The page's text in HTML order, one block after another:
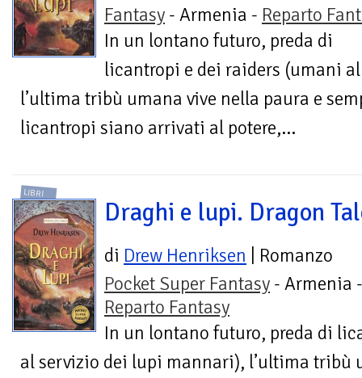
Fantasy - Armenia - Reparto
In un lontano futuro, preda di
licantropi e dei raiders (umani
l’ultima tribù umana vive nella paura e
licantropi siano arrivati al potere,...
LIBRI
Draghi e lupi. Dragon
di Drew Henriksen | Romanzo
Pocket Super Fantasy - Armenia -
Reparto Fantasy
In un lontano futuro, preda di
al servizio dei lupi mannari), l’ultima tribù